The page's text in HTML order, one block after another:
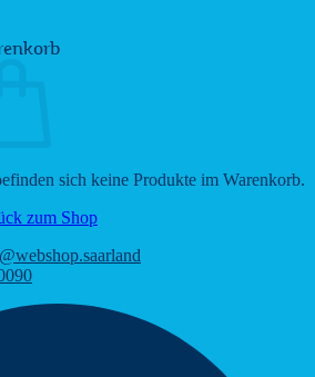
sich keine Produkte im Warenkorb.
zum Shop